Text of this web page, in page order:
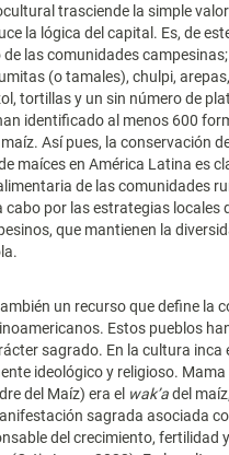
trasciende la simple
la lógica del capital. Es, de
las comunidades campesinas;
(o tamales), chulpi, arepas,
tortillas y un sin número de
identificado al menos 600
Así pues, la conservación
maíces en América Latina es
de las comunidades
cabo por las estrategias locales
que mantienen la
un recurso que define la
Estos pueblos
sagrado. En la cultura inca
ideológico y religioso. Mama
del Maíz) era el wak’adel
sagrada asociada
del crecimiento, fertilidad